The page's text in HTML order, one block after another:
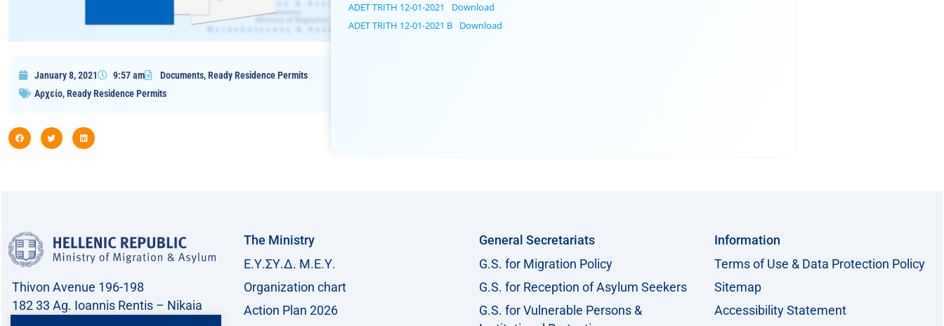
January 8, 2021 9:57 am Documents,Ready Residence Permits
Αρχείο,Ready Residence Permits
ADET TRITH 12-01-2021
Download
ADET TRITH 12-01-2021 B
Download
Thivon Avenue 196-198
182 33 Ag. Ioannis Rentis – Nikaia
The Ministry
Ε.Υ.ΣΥ.Δ. Μ.Ε.Υ.
Organization chart
Action Plan 2026
General Secretariats
G.S. for Migration Policy
G.S. for Reception of Asylum Seekers
G.S. for Vulnerable Persons &
Information
Terms of Use & Data Protection Policy
Sitemap
Accessibility Statement